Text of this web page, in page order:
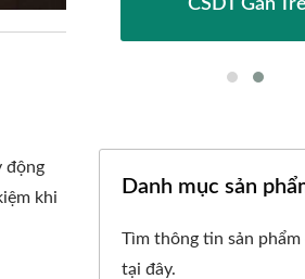
động
khi
CSDT Gắn Trên
Danh mục sản
Tìm thông tin sản phẩm
tại đây.